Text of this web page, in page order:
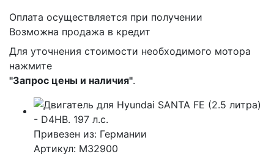
Оплата осуществляется при получении
Возможна продажа в кредит
Для уточнения стоимости необходимого мотора
нажмите
"Запрос цены и наличия".
Привезен из: Германии
Артикул: M32900